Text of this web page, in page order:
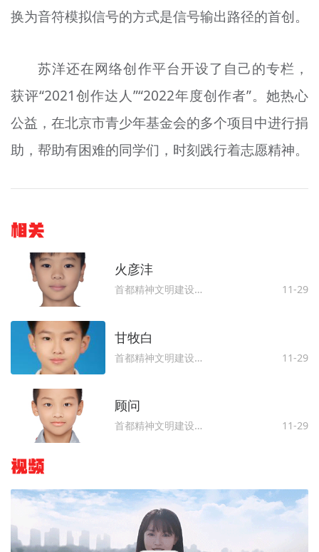
换为音符模拟信号的方式是信号输出路径的首创。
苏洋还在网络创作平台开设了自己的专栏，
获评“2021创作达人”“2022年度创作者”。她热心
公益，在北京市青少年基金会的多个项目中进行捐
助，帮助有困难的同学们，时刻践行着志愿精神。
相关
火彦沣
首都精神文明建设委员会办公室 11-29
甘牧白
首都精神文明建设委员会办公室 11-29
顾问
首都精神文明建设委员会办公室 11-29
视频